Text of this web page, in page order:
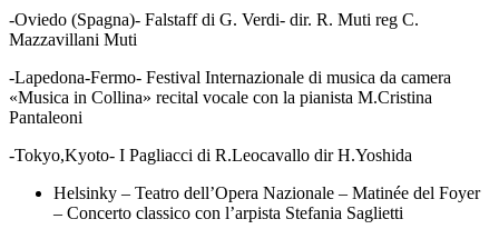
-Oviedo (Spagna)- Falstaff di G. Verdi- dir. R. Muti reg C.
Mazzavillani Muti
-Lapedona-Fermo- Festival Internazionale di musica da camera
«Musica in Collina» recital vocale con la pianista M.Cristina
Pantaleoni
-Tokyo,Kyoto- I Pagliacci di R.Leocavallo dir H.Yoshida
Helsinky – Teatro dell’Opera Nazionale – Matinée del Foyer
– Concerto classico con l’arpista Stefania Saglietti